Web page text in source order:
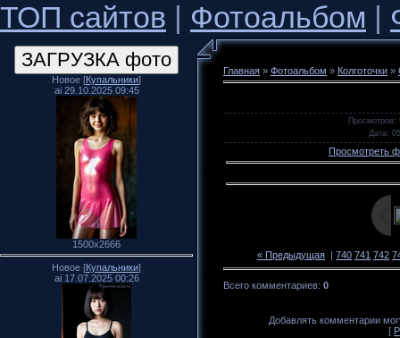
ТОП сайтов | Фотоальбом |
Новое [Купальники]
ai 29.10.2025 09:45
1500x2666
Новое [Купальники]
ai 17.07.2025 00:26
Главная » Фотоальбом » Колготочки »
Просмотров:
Дата:
Просмотреть
« Предыдущая | 740 741 742
Всего комментариев: 0
Добавлять комментарии
[